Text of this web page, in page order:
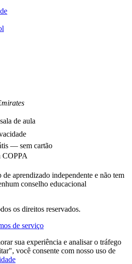
de aula
— sem cartão
COPPA
aprendizado independente e não tem
conselho educacional
os direitos reservados.
de serviço
sua experiência e analisar o tráfego
você consente com nosso uso de